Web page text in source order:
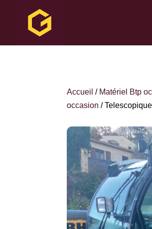
Accueil / Matériel Btp
occasion /